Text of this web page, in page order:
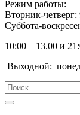
Режим работы:
Вторник-
Суббота-
10:00 – 13.00 и
Выходной:
Search
for: